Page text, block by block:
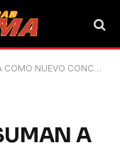
EN EL NORTE
A